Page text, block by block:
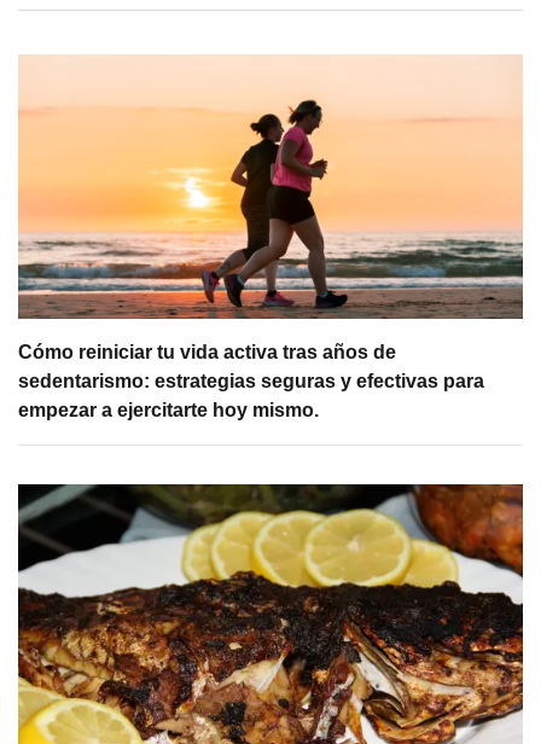
Cómo reiniciar tu vida activa tras años de
sedentarismo: estrategias seguras y efectivas para
empezar a ejercitarte hoy mismo.